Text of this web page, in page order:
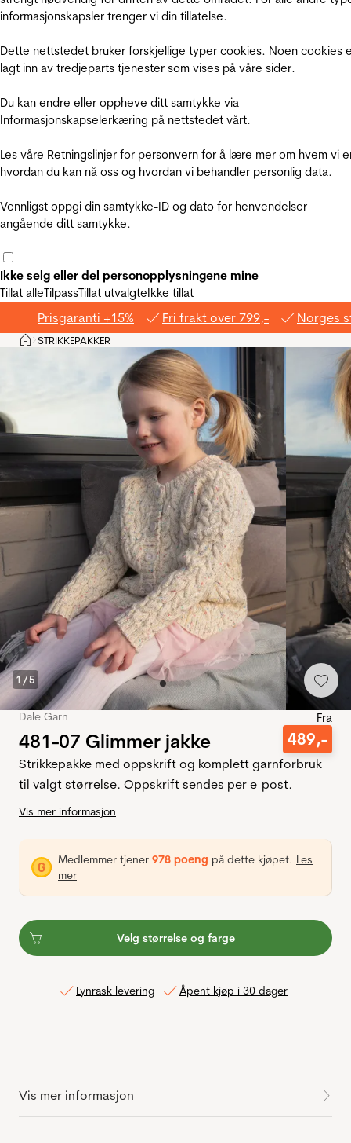
informasjonskapsler trenger vi din tillatelse.
Dette nettstedet bruker forskjellige typer cookies. Noen cookies
lagt inn av tredjeparts tjenester som vises på våre sider.
Du kan endre eller oppheve ditt samtykke via
Informasjonskapselerkæring på nettstedet vårt.
Les våre Retningslinjer for personvern for å lære mer om hvem vi
hvordan du kan nå oss og hvordan vi behandler personlig data.
Vennligst oppgi din samtykke-ID og dato for henvendelser
angående ditt samtykke.
Ikke selg eller del personopplysningene mine
Tillat alleTilpassTillat utvalgteIkke tillat
Prisgaranti +15% Fri frakt over 799,- Norges
Hjem
>STRIKKEPAKKER
1 /5
Dale Garn
481-07 Glimmer jakke
Fra
489,-
Strikkepakke med oppskrift og komplett garnforbruk
til valgt størrelse. Oppskrift sendes per e-post.
Vis mer informasjon
Medlemmer tjener 978 poeng på dette kjøpet. Les
mer
Velg størrelse og farge
Lynrask levering Åpent kjøp i 30 dager
Vis mer informasjon